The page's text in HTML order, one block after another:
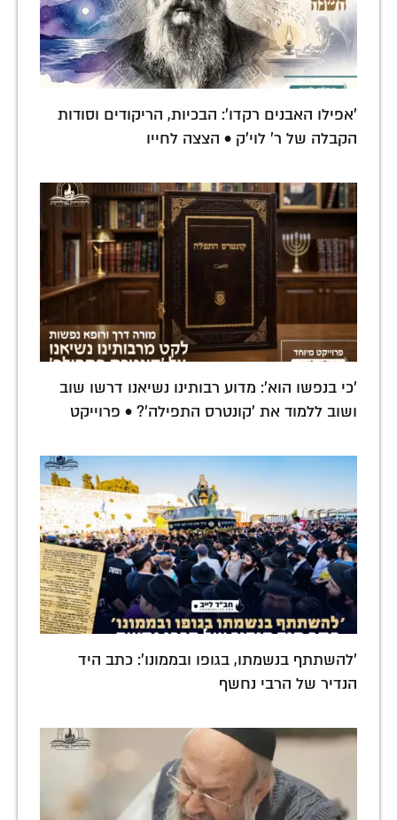
'אפילו האבנים רקדו': הבכיות, הריקודים וסודות
הקבלה של ר' לוי'ק • הצצה לחייו
'כי בנפשו הוא': מדוע רבותינו נשיאנו דרשו שוב
ושוב ללמוד את 'קונטרס התפילה'? • פרוייקט
'להשתתף בנשמתו, בגופו ובממונו': כתב היד
הנדיר של הרבי נחשף